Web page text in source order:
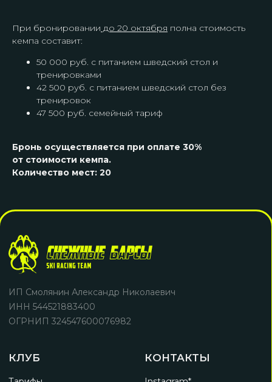
При бронировании до 20 октября полна стоимость
кемпа составит:
50 000 руб. с питанием шведский стол и
тренировками
42 500 руб. с питанием шведский стол без
тренировок
47 500 руб. семейный тариф
Бронь осуществляется при оплате 30%
от стоимости кемпа.
Количество мест: 20
Разработка сайта *Запрещен на территории РФ
Наши тренеры
ИНФОРМАЦИЯ
Политика конфиденциальности
Договор оферты